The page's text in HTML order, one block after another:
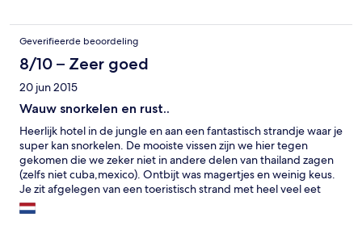
Geverifieerde beoordeling
8/10 – Zeer goed
20 jun 2015
Wauw snorkelen en rust..
Heerlijk hotel in de jungle en aan een fantastisch strandje waar je
super kan snorkelen. De mooiste vissen zijn we hier tegen
gekomen die we zeker niet in andere delen van thailand zagen
(zelfs niet cuba,mexico). Ontbijt was magertjes en weinig keus.
Je zit afgelegen van een toeristisch strand met heel veel eet
gelegenheid maar dat is bekend. Scooter huren in het hotel is
een goede aanrader en makkelijk en leuk.